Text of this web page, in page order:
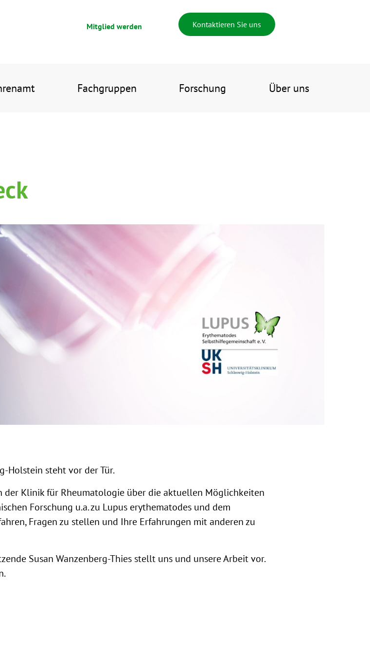
Mitglied werden Kontaktieren Sie uns
Fachgruppen Forschung Über uns
Holstein steht vor der Tür.
Klinik für Rheumatologie über die aktuellen Möglichkeiten
Forschung u.a. zu Lupus erythematodes und dem
Fragen zu stellen und Ihre Erfahrungen mit anderen zu
Susan Wanzenberg-Thies stellt uns und unsere Arbeit vor.